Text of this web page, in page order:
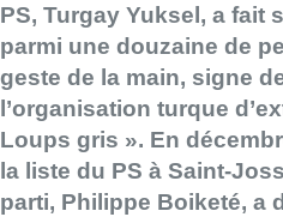
PS, Turgay Yuksel, a fait
parmi une douzaine de
geste de la main, signe
l’organisation turque
Loups gris ». En
la liste du PS à Saint-
parti, Philippe Boiketé, a